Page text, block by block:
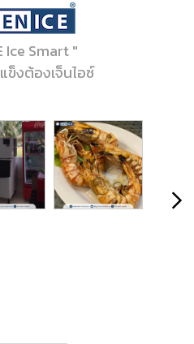
Ice Smart "
ข็งต้องเจ็นไอซ์